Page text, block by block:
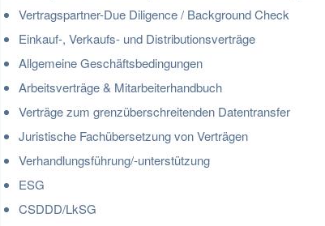
Vertragspartner-Due Diligence / Background Check
Einkauf-, Verkaufs- und Distributionsverträge
Allgemeine Geschäftsbedingungen
Arbeitsverträge & Mitarbeiterhandbuch
Verträge zum grenzüberschreitenden Datentransfer
Juristische Fachübersetzung von Verträgen
Verhandlungsführung/-unterstützung
ESG
CSDDD/LkSG